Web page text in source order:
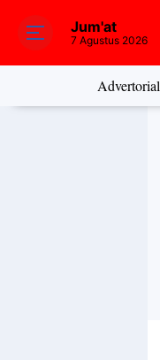
Jum'at
7 Agustus 2026
Advertorial